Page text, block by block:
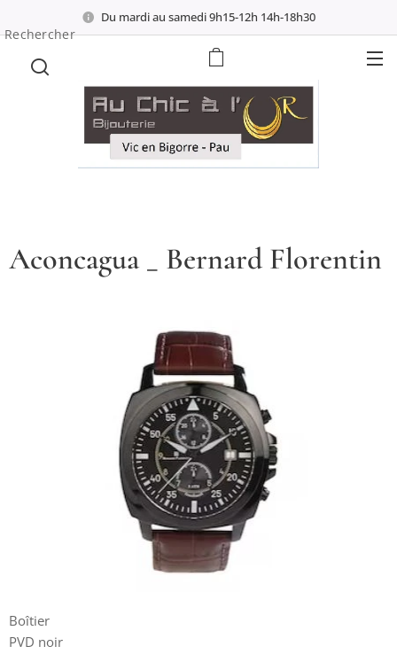
Du mardi au samedi 9h15-12h 14h-18h30
Rechercher
Aconcagua _ Bernard Florentin
Boîtier
PVD noir